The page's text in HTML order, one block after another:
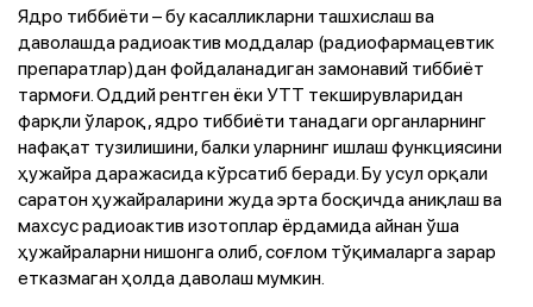
Ядро тиббиёти – бу касалликларни ташхислаш ва
даволашда радиоактив моддалар (радиофармацевтик
препаратлар)дан фойдаланадиган замонавий тиббиёт
тармоғи. Оддий рентген ёки УТТ текширувларидан
фарқли ўлароқ, ядро тиббиёти танадаги органларнинг
нафақат тузилишини, балки уларнинг ишлаш функциясини
ҳужайра даражасида кўрсатиб беради. Бу усул орқали
саратон ҳужайраларини жуда эрта босқичда аниқлаш ва
махсус радиоактив изотоплар ёрдамида айнан ўша
ҳужайраларни нишонга олиб, соғлом тўқималарга зарар
етказмаган ҳолда даволаш мумкин.